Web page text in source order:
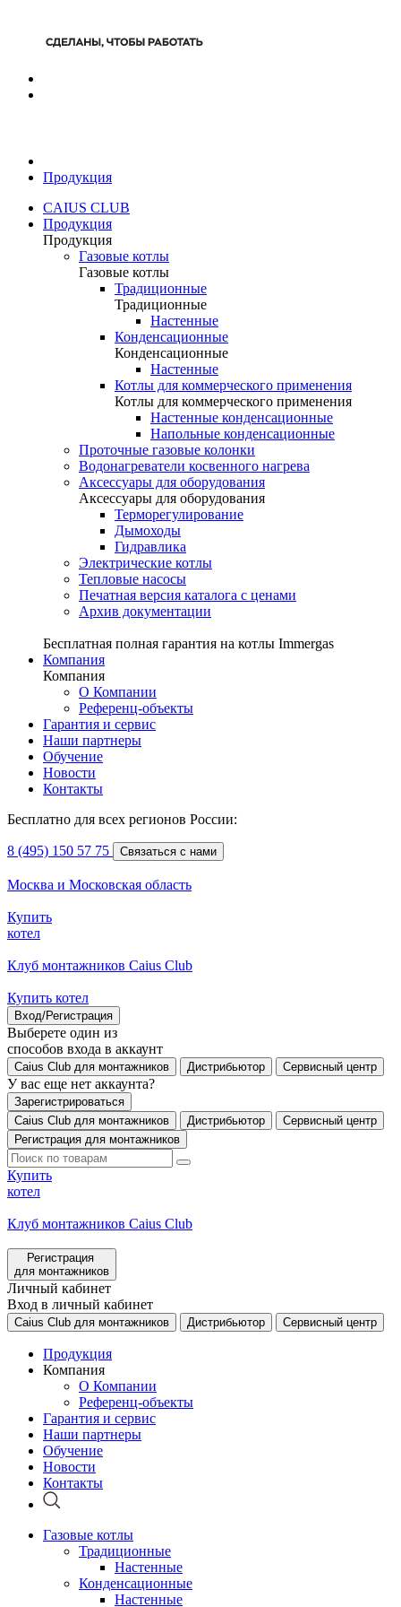
Продукция
CAIUS CLUB
Продукция
Продукция
Газовые котлы
Газовые котлы
Традиционные
Традиционные
Настенные
Конденсационные
Конденсационные
Настенные
Котлы для коммерческого применения
Котлы для коммерческого применения
Настенные конденсационные
Напольные конденсационные
Проточные газовые колонки
Водонагреватели косвенного нагрева
Аксессуары для оборудования
Аксессуары для оборудования
Терморегулирование
Дымоходы
Гидравлика
Электрические котлы
Тепловые насосы
Печатная версия каталога с ценами
Архив документации
Бесплатная полная гарантия на котлы Immergas
Компания
Компания
О Компании
Референц-объекты
Гарантия и сервис
Наши партнеры
Обучение
Новости
Контакты
Бесплатно для всех регионов России:
8 (495) 150 57 75 Связаться с нами
Москва и Московская область
Купить
котел
Клуб монтажников Caius Club
Купить котел
Вход/Регистрация
Выберете один из
способов входа в аккаунт
Caius Club для монтажников Дистрибьютор Сервисный центр
У вас еще нет аккаунта?
Зарегистрироваться
Caius Club для монтажников
Дистрибьютор
Сервисный центр
Регистрация для монтажников
Купить
котел
Клуб монтажников Caius Club
Регистрация
для монтажников
Личный кабинет
Вход в личный кабинет
Caius Club для монтажников Дистрибьютор Сервисный центр
Продукция
Компания
О Компании
Референц-объекты
Гарантия и сервис
Наши партнеры
Обучение
Новости
Контакты
Газовые котлы
Традиционные
Настенные
Конденсационные
Настенные